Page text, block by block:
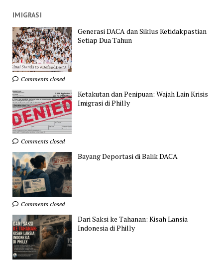
IMIGRASI
Generasi DACA dan Siklus Ketidakpastian
Setiap Dua Tahun
Comments closed
Ketakutan dan Penipuan: Wajah Lain Krisis
Imigrasi di Philly
Comments closed
Bayang Deportasi di Balik DACA
Comments closed
Dari Saksi ke Tahanan: Kisah Lansia
Indonesia di Philly